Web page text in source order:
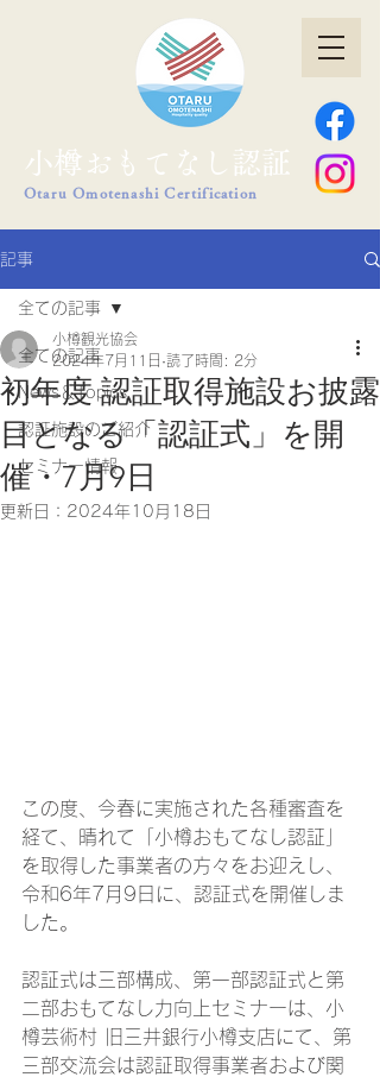
小樽おもてなし認証
Otaru Omotenashi Certification
記事
全ての記事
News＆Topics
認証施設のご紹介
セミナー情報
全ての記事
初年度 認証取得施設お披露
目となる「認証式」を開
催・7月9日
小樽観光協会
2024年7月11日 読了時間: 2分
更新日： 2024年10月18日
この度、今春に実施された各種審査を
経て、晴れて「小樽おもてなし認証」
を取得した事業者の方々をお迎えし、
令和6年7月9日に、認証式を開催しま
した。
認証式は三部構成、第一部認証式と第
二部おもてなし力向上セミナーは、小
樽芸術村 旧三井銀行小樽支店にて、第
三部交流会は認証取得事業者および関